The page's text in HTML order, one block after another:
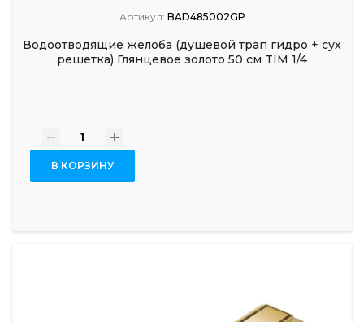
Артикул: BAD485002GP
Водоотводящие желоба (душевой трап гидро + сух
решетка) Глянцевое золото 50 см TIM 1/4
- +
В КОРЗИНУ